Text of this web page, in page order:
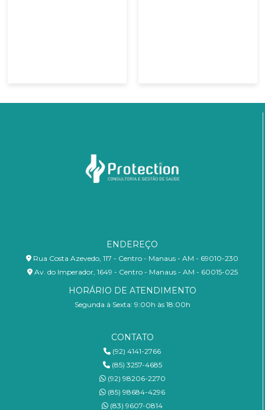
ENDEREÇO
Rua Costa Azevedo, 117 - Centro - Manaus - AM - 69010-230
Av. do Imperador, 1649 - Centro - Manaus - AM - 60015-025
HORÁRIO DE ATENDIMENTO
Segunda à Sexta: 9:00h às 18:00h
CONTATO
(92) 4141-2766
(85) 3257-4685
(92) 98206-2270
(85) 98684-4296
(83) 9607-0814